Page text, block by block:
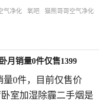
气净化 氧吧
猫熊哥哥空气净化
月销量0件仅售1399
0件，目前仅售价
室加湿除霾二手烟是